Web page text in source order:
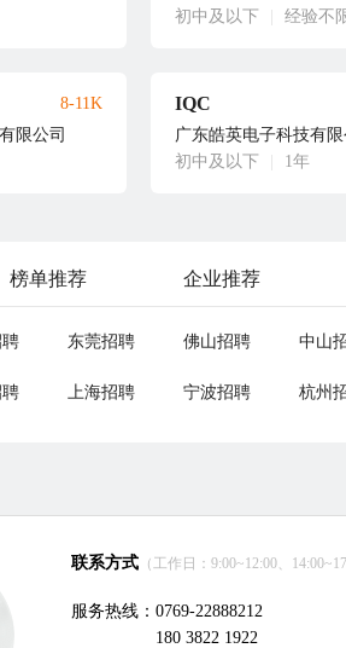
初中及以下
经验不
限公司
8-11K IQC
广东皓英电子科技有
初中及以下
1年
榜单推荐 企业推荐
东莞招聘 佛山招聘 中山
上海招聘 宁波招聘 杭州
联系方式 （工作日：9:00~12:00、
服务热线：0769-22888212
180 3822 1922